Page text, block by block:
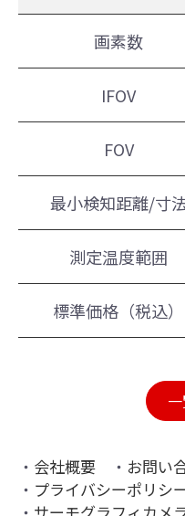
画素数
IFOV
FOV
最小検知距離/寸
測定温度範囲
標準価格（税込）
会社概要 お問い
プライバシーポリシ